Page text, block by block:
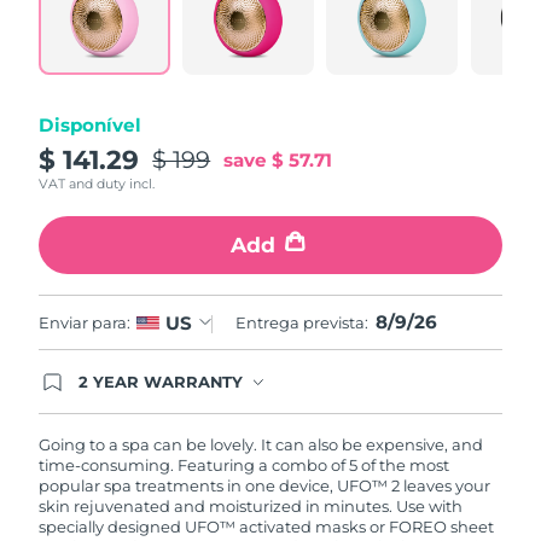
Same
page
Disponível
$ 141.29 $ 199 save $ 57.71
VAT and duty incl.
Add
Enviar para: US Entrega prevista: 8/9/26
2 YEAR WARRANTY
issues within 2-year of purchase, FOREO will
replace your product free of charge.
Going to a spa can be lovely. It can also be expensive, and
time-consuming. Featuring a combo of 5 of the most
popular spa treatments in one device, UFO™ 2 leaves your
skin rejuvenated and moisturized in minutes. Use with
specially designed UFO™ activated masks or FOREO sheet
Tailândia Entrega prevista 12.08.2026
Turquia
Emirados Árabes
Unidos
Reino Unido
Estados Unidos 09.08.2026
Uzbequistão Entrega prevista13.08.2026
Vietnã